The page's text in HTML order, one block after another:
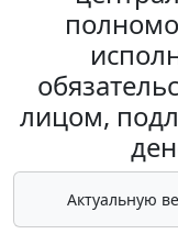
лицом,
Актуальную